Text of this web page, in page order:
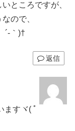
ところですが、
ので、
´-｀)†
返信
ますヾ( ﾟ